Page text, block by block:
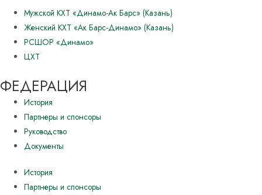
Мужской КХТ «Динамо-Ак Барс» (Казань)
Женский КХТ «Ак Барс-Динамо» (Казань)
РСШОР «Динамо»
ЦХТ
ФЕДЕРАЦИЯ
История
Партнеры и спонсоры
Руководство
Документы
История
Партнеры и спонсоры